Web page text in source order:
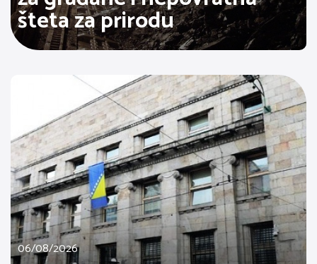
šteta za prirodu
06/08/2026